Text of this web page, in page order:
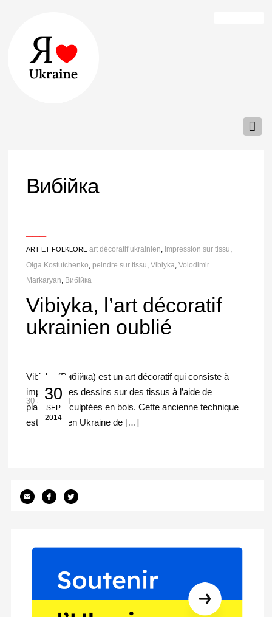
Вибійка
ART ET FOLKLORE art décoratif ukrainien impression sur tissu
Olga Kostutchenko
peindre sur tissu Vibiyka Volodimir
Markaryan
Вибійка
Vibiyka, l’art décoratif
ukrainien oublié
30
SEP
2014
30 Sep 2014
Vibiyka (Вибійка) est un art décoratif qui consiste à
imprimer des dessins sur des tissus à l’aide de
planches sculptées en bois. Cette ancienne technique
est venue en Ukraine de […]